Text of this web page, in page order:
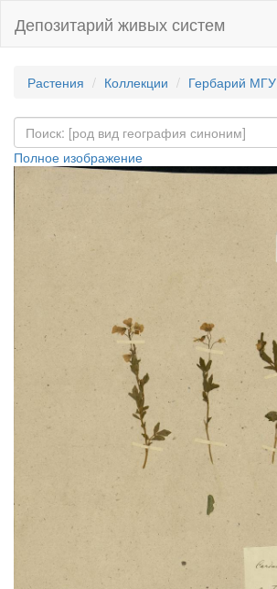
Депозитарий живых систем
Растения Коллекции Гербарий МГУ
Полное изображение